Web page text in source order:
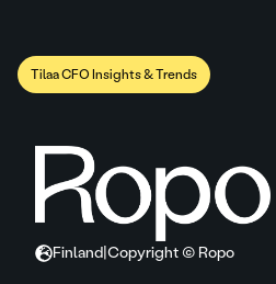
Tilaa CFO Insights & Trends
Finland Copyright © Ropo